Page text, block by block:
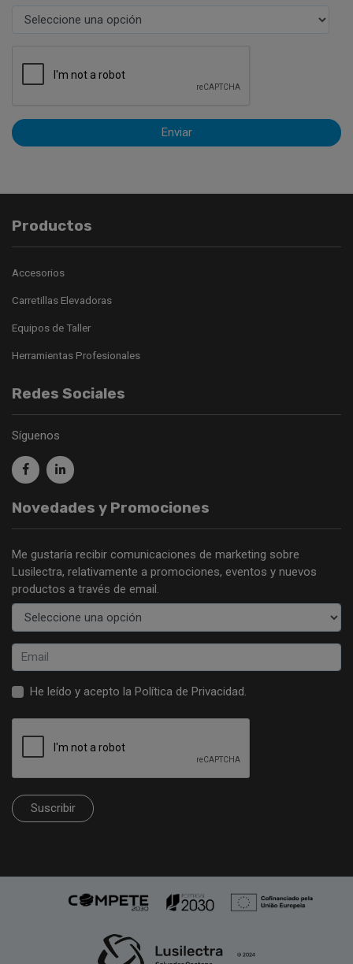
Enviar
Productos
Accesorios
Carretillas Elevadoras
Equipos de Taller
Herramientas Profesionales
Redes Sociales
Síguenos
Novedades y Promociones
Me gustaría recibir comunicaciones de marketing sobre
Lusilectra, relativamente a promociones, eventos y nuevos
productos a través de email.
He leído y acepto la Política de Privacidad.
Suscribir